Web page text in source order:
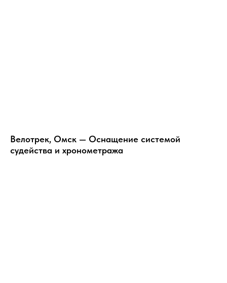
Велотрек, Омск — Оснащение системой
судейства и хронометража